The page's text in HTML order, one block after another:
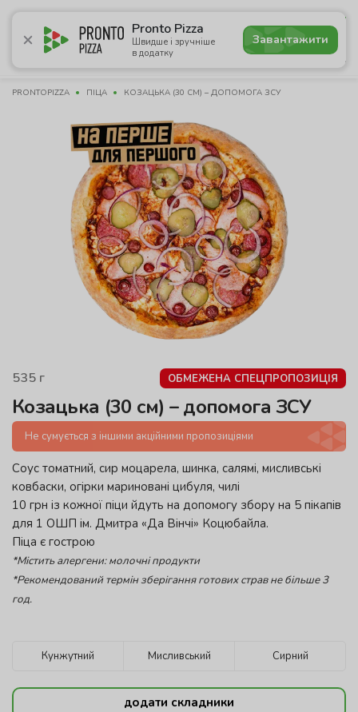
Pronto Pizza
Швидше і зручніше
в додатку
Завантажити
5.0
Акції Піца Суші Сети Бургери Комбо
PRONTOPIZZA ПІЦА КОЗАЦЬКА (30 СМ) – ДОПОМОГА ЗСУ
535 г ОБМЕЖЕНА СПЕЦПРОПОЗИЦІЯ
Козацька (30 см) – допомога ЗСУ
Не сумується з іншими акційними пропозиціями
Cоус томатний, сир моцарела, шинка, салямі, мисливські
ковбаски, огірки мариновані цибуля, чилі
10 грн із кожної піци йдуть на допомогу збору на 5 пікапів
для 1 ОШП ім. Дмитра «Да Вінчі» Коцюбайла.
Піца є гострою
*Містить алергени: молочні продукти
*Рекомендований термін зберігання готових страв не більше 3
год.
Кунжутний Мисливський Сирний
додати складники